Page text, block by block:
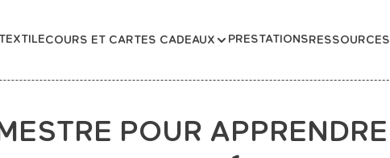
COURS ET CARTES CADEAUX PRESTATIONSRESSOURCES
POUR APPRENDRE